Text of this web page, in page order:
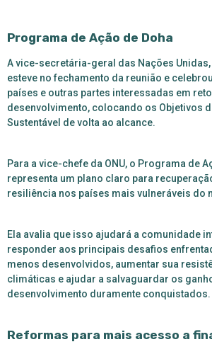
Programa de Ação de Doha
A vice-secretária-geral das Nações
esteve no fechamento da reunião e
países e outras partes interessadas em
desenvolvimento, colocando os Objetivos
Sustentável de volta ao alcance.
Para a vice-chefe da ONU, o Programa de
representa um plano claro para
resiliência nos países mais vulneráveis do
Ela avalia que isso ajudará a comunidade
responder aos principais desafios
menos desenvolvidos, aumentar sua
climáticas e ajudar a salvaguardar os
desenvolvimento duramente conquistados.
Reformas para mais acesso a